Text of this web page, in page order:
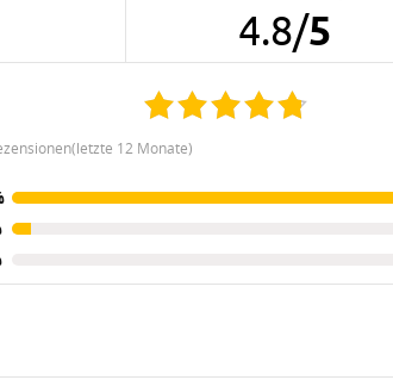
4.8/5
12 Monate)